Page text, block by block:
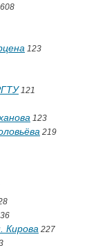
608
123
121
123
219
Кирова 227